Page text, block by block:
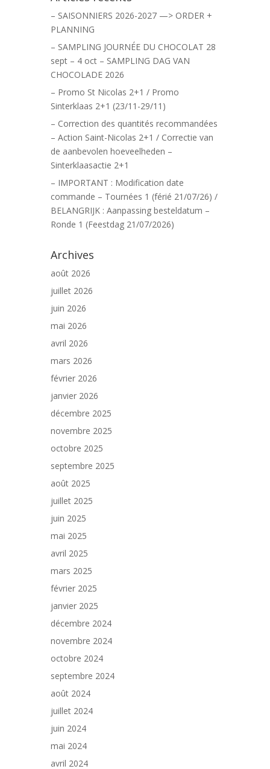
– SAISONNIERS 2026-2027 —> ORDER +
PLANNING
– SAMPLING JOURNÉE DU CHOCOLAT 28
sept – 4 oct – SAMPLING DAG VAN
CHOCOLADE 2026
– Promo St Nicolas 2+1 / Promo
Sinterklaas 2+1 (23/11-29/11)
– Correction des quantités recommandées
– Action Saint-Nicolas 2+1 / Correctie van
de aanbevolen hoeveelheden –
Sinterklaasactie 2+1
– IMPORTANT : Modification date
commande – Tournées 1 (férié 21/07/26) /
BELANGRIJK : Aanpassing besteldatum –
Ronde 1 (Feestdag 21/07/2026)
Archives
août 2026
juillet 2026
juin 2026
mai 2026
avril 2026
mars 2026
février 2026
janvier 2026
décembre 2025
novembre 2025
octobre 2025
septembre 2025
août 2025
juillet 2025
juin 2025
mai 2025
avril 2025
mars 2025
février 2025
janvier 2025
décembre 2024
novembre 2024
octobre 2024
septembre 2024
août 2024
juillet 2024
juin 2024
mai 2024
avril 2024